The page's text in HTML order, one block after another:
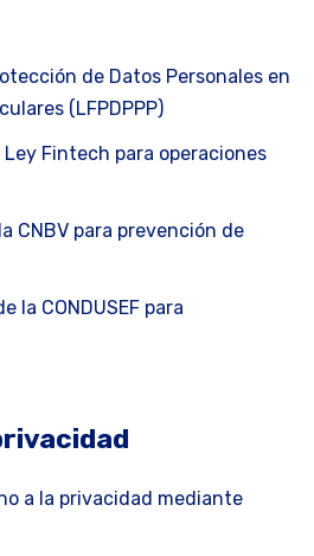
de Datos Personales en
(LFPDPPP)
Fintech para operaciones
CNBV para prevención de
la CONDUSEF para
a la privacidad mediante